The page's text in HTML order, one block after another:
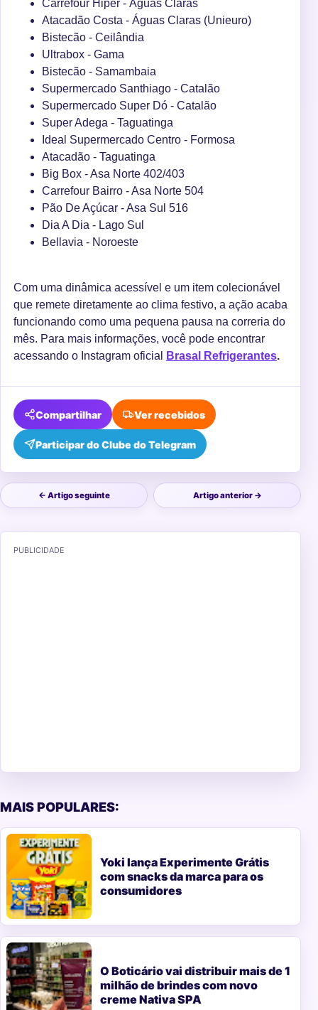
Carrefour Hiper - Águas Claras
Atacadão Costa - Águas Claras (Unieuro)
Bistecão - Ceilândia
Ultrabox - Gama
Bistecão - Samambaia
Supermercado Santhiago - Catalão
Supermercado Super Dó - Catalão
Super Adega - Taguatinga
Ideal Supermercado Centro - Formosa
Atacadão - Taguatinga
Big Box - Asa Norte 402/403
Carrefour Bairro - Asa Norte 504
Pão De Açúcar - Asa Sul 516
Dia A Dia - Lago Sul
Bellavia - Noroeste
Com uma dinâmica acessível e um item colecionável
que remete diretamente ao clima festivo, a ação acaba
funcionando como uma pequena pausa na correria do
mês. Para mais informações, você pode encontrar
acessando o Instagram oficial
Brasal Refrigerantes.
Compartilhar
Participar do Clube do Telegram
Ver recebidos
← Artigo seguinte Artigo anterior →
PUBLICIDADE
MAIS POPULARES:
Yoki lança Experimente Grátis
com snacks da marca para os
consumidores
O Boticário vai distribuir mais de 1
milhão de brindes com novo
creme Nativa SPA